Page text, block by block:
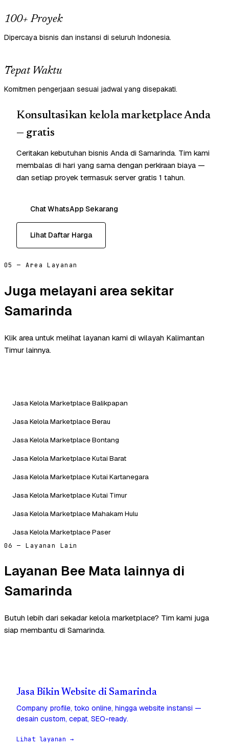
100+ Proyek
Dipercaya bisnis dan instansi di seluruh Indonesia.
Tepat Waktu
Komitmen pengerjaan sesuai jadwal yang disepakati.
Konsultasikan kelola marketplace Anda
— gratis
Ceritakan kebutuhan bisnis Anda di Samarinda. Tim kami
membalas di hari yang sama dengan perkiraan biaya —
dan setiap proyek termasuk server gratis 1 tahun.
Chat WhatsApp Sekarang
Lihat Daftar Harga
05 — Area Layanan
Juga melayani area sekitar
Samarinda
Klik area untuk melihat layanan kami di wilayah Kalimantan
Timur lainnya.
Jasa Kelola Marketplace Balikpapan
Jasa Kelola Marketplace Berau
Jasa Kelola Marketplace Bontang
Jasa Kelola Marketplace Kutai Barat
Jasa Kelola Marketplace Kutai Kartanegara
Jasa Kelola Marketplace Kutai Timur
Jasa Kelola Marketplace Mahakam Hulu
Jasa Kelola Marketplace Paser
06 — Layanan Lain
Layanan Bee Mata lainnya di
Samarinda
Butuh lebih dari sekadar kelola marketplace? Tim kami juga
siap membantu di Samarinda.
Jasa Bikin Website di Samarinda
Company profile, toko online, hingga website instansi —
desain custom, cepat, SEO-ready.
Lihat layanan →